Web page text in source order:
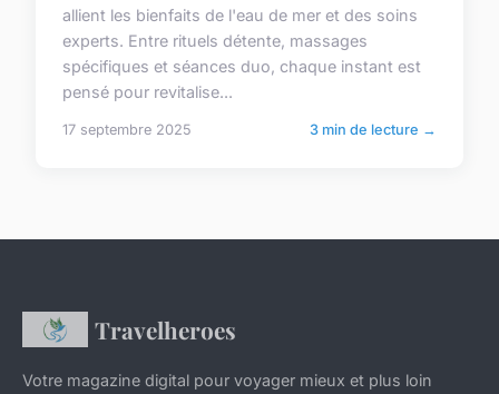
allient les bienfaits de l'eau de mer et des soins
experts. Entre rituels détente, massages
spécifiques et séances duo, chaque instant est
pensé pour revitalise...
17 septembre 2025 3 min de lecture →
Travelheroes
Votre magazine digital pour voyager mieux et plus loin